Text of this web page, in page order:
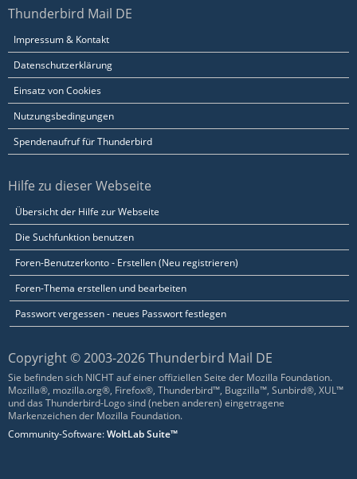
Thunderbird Mail DE
Impressum & Kontakt
Datenschutzerklärung
Einsatz von Cookies
Nutzungsbedingungen
Spendenaufruf für Thunderbird
Hilfe zu dieser Webseite
Übersicht der Hilfe zur Webseite
Die Suchfunktion benutzen
Foren-Benutzerkonto - Erstellen (Neu registrieren)
Foren-Thema erstellen und bearbeiten
Passwort vergessen - neues Passwort festlegen
Copyright © 2003-2026 Thunderbird Mail DE
Sie befinden sich NICHT auf einer offiziellen Seite der Mozilla Foundation.
Mozilla®, mozilla.org®, Firefox®, Thunderbird™, Bugzilla™, Sunbird®, XUL™
und das Thunderbird-Logo sind (neben anderen) eingetragene
Markenzeichen der Mozilla Foundation.
Community-Software:WoltLab Suite™